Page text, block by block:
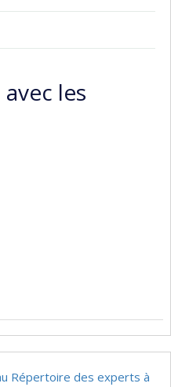
les
Répertoire des experts à